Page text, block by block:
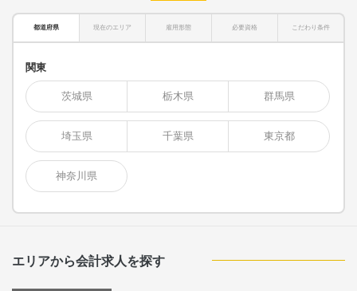
都道府県 現在のエリア 雇用形態 必要資格 こだわり条件
関東
茨城県 栃木県 群馬県
埼玉県 千葉県 東京都
神奈川県
エリアから会計求人を探す